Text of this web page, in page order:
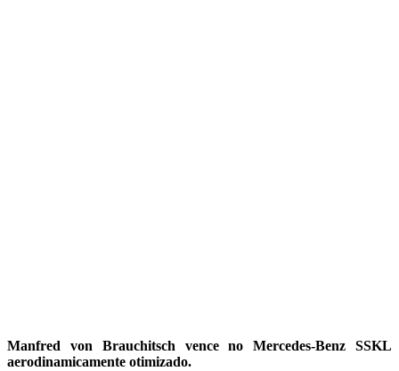
Manfred von Brauchitsch vence no Mercedes-Benz SSKL
aerodinamicamente otimizado.